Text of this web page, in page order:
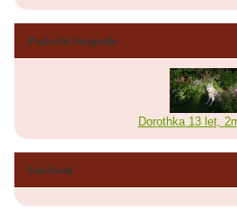
Poslední fotografie
Dorothka 13 let,
Facebook